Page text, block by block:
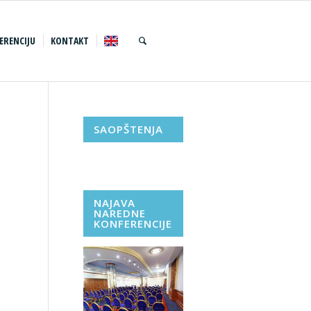
KONTAKT
SAOPŠTENJA
NAJAVA
NAREDNE
KONFERENCIJE